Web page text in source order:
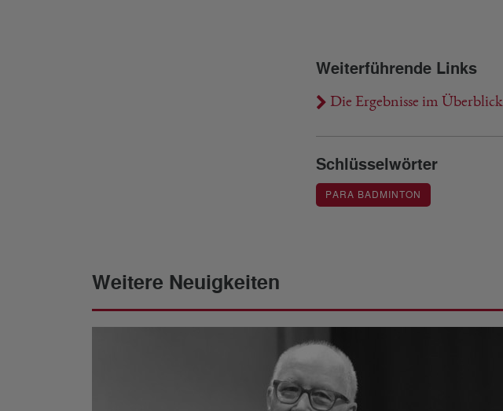
Weiterführende Links
Die Ergebnisse im Überblick
Schlüsselwörter
PARA BADMINTON
Weitere Neuigkeiten